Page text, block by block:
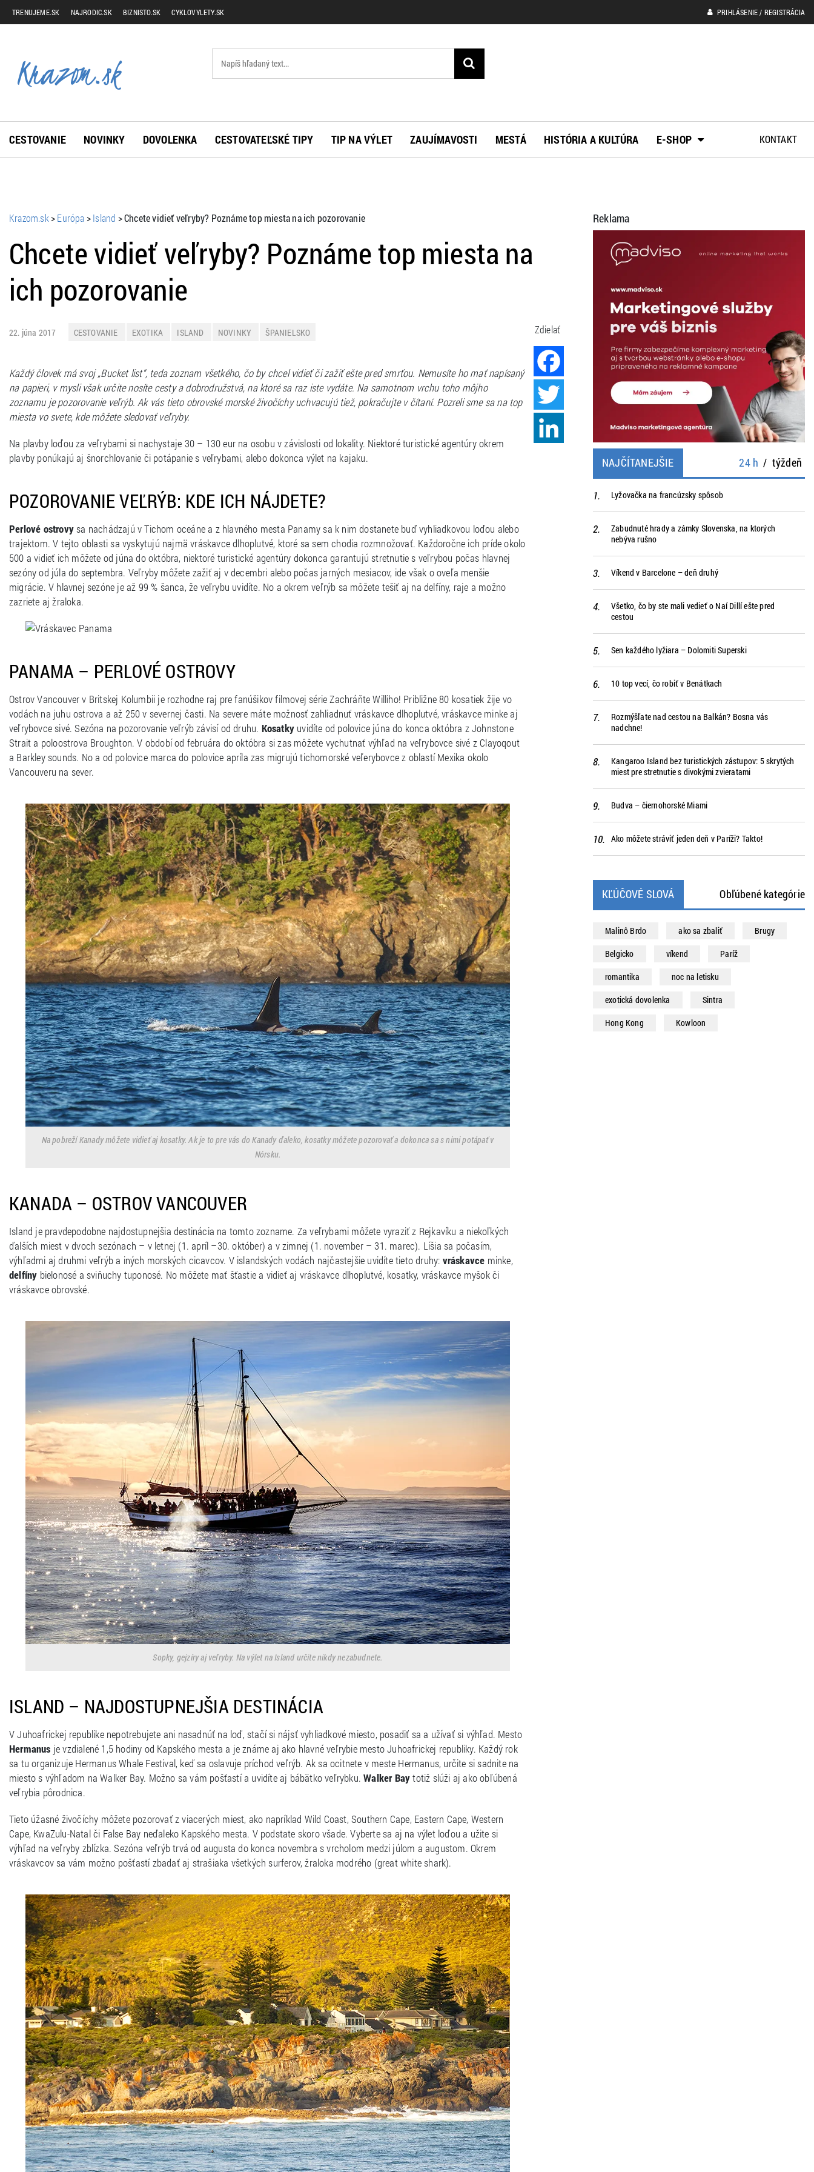
TRENUJEME.SK NAJRODIC.SK BIZNISTO.SK CYKLOVYLETY.SK PRIHLÁSENIE / REGISTRÁCIA
CESTOVANIE NOVINKY DOVOLENKA CESTOVATEĽSKÉ TIPY TIP NA VÝLET ZAUJÍMAVOSTI MESTÁ HISTÓRIA A KULTÚRA E-SHOP KONTAKT
Krazom.sk>Európa>Island >Chcete vidieť veľryby? Poznáme top miesta na ich pozorovanie
Chcete vidieť veľryby? Poznáme top miesta na
ich pozorovanie
22. júna 2017 CESTOVANIE EXOTIKA ISLAND NOVINKY ŠPANIELSKO
Každý človek má svoj „Bucket list“, teda zoznam všetkého, čo by chcel vidieť či zažiť ešte pred smrťou. Nemusíte ho mať napísaný
na papieri, v mysli však určite nosíte cesty a dobrodružstvá, na ktoré sa raz iste vydáte. Na samotnom vrchu toho môjho
zoznamu je pozorovanie veľrýb. Ak vás tieto obrovské morské živočíchy uchvacujú tiež, pokračujte v čítaní. Pozreli sme sa na top
miesta vo svete, kde môžete sledovať veľryby.
Na plavby loďou za veľrybami si nachystaje 30 – 130 eur na osobu v závislosti od lokality. Niektoré turistické agentúry okrem
plavby ponúkajú aj šnorchlovanie či potápanie s veľrybami, alebo dokonca výlet na kajaku.
POZOROVANIE VEĽRÝB: KDE ICH NÁJDETE?
Perlové ostrovysa nachádzajú v Tichom oceáne a z hlavného mesta Panamy sa k nim dostanete buď vyhliadkovou loďou alebo
trajektom. V tejto oblasti sa vyskytujú najmä vráskavce dlhoplutvé, ktoré sa sem chodia rozmnožovať. Každoročne ich príde okolo
500 a vidieť ich môžete od júna do októbra, niektoré turistické agentúry dokonca garantujú stretnutie s veľrybou počas hlavnej
sezóny od júla do septembra. Veľryby môžete zažiť aj v decembri alebo počas jarných mesiacov, ide však o oveľa menšie
migrácie. V hlavnej sezóne je až 99 % šanca, že veľrybu uvidíte. No a okrem veľrýb sa môžete tešiť aj na delfíny, raje a možno
zazriete aj žraloka.
PANAMA – PERLOVÉ OSTROVY
Ostrov Vancouver v Britskej Kolumbii je rozhodne raj pre fanúšikov filmovej série Zachráňte Williho! Približne 80 kosatiek žije vo
vodách na juhu ostrova a až 250 v severnej časti. Na severe máte možnosť zahliadnuť vráskavce dlhoplutvé, vráskavce minke aj
veľrybovce sivé. Sezóna na pozorovanie veľrýb závisí od druhu. Kosatky uvidíte od polovice júna do konca októbra z Johnstone
Strait a poloostrova Broughton. V období od februára do októbra si zas môžete vychutnať výhľad na veľrybovce sivé z Clayoqout
a Barkley sounds. No a od polovice marca do polovice apríla zas migrujú tichomorské veľerybovce z oblastí Mexika okolo
Vancouveru na sever.
Na pobreží Kanady môžete vidieť aj kosatky. Ak je to pre vás do Kanady ďaleko, kosatky môžete pozorovať a dokonca sa s nimi potápať v
Nórsku.
KANADA – OSTROV VANCOUVER
Island je pravdepodobne najdostupnejšia destinácia na tomto zozname. Za veľrybami môžete vyraziť z Rejkavíku a niekoľkých
ďalších miest v dvoch sezónach – v letnej (1. apríl –30. október) a v zimnej (1. november – 31. marec). Líšia sa počasím,
výhľadmi aj druhmi veľrýb a iných morských cicavcov. V islandských vodách najčastejšie uvidíte tieto druhy: vráskavce minke,
delfíny bielonosé a sviňuchy tuponosé. No môžete mať šťastie a vidieť aj vráskavce dlhoplutvé, kosatky, vráskavce myšok či
vráskavce obrovské.
Sopky, gejzíry aj veľryby. Na výlet na Island určite nikdy nezabudnete.
ISLAND – NAJDOSTUPNEJŠIA DESTINÁCIA
V Juhoafrickej republike nepotrebujete ani nasadnúť na loď, stačí si nájsť vyhliadkové miesto, posadiť sa a užívať si výhľad. Mesto
Hermanus je vzdialené 1,5 hodiny od Kapského mesta a je známe aj ako hlavné veľrybie mesto Juhoafrickej republiky. Každý rok
sa tu organizuje Hermanus Whale Festival, keď sa oslavuje príchod veľrýb. Ak sa ocitnete v meste Hermanus, určite si sadnite na
miesto s výhľadom na Walker Bay. Možno sa vám pošťastí a uvidíte aj bábätko veľrybku.Walker Baytotiž slúži aj ako obľúbená
veľrybia pôrodnica.
Tieto úžasné živočíchy môžete pozorovať z viacerých miest, ako napríklad Wild Coast, Southern Cape, Eastern Cape, Western
Cape, KwaZulu-Natal či False Bay neďaleko Kapského mesta. V podstate skoro všade. Vyberte sa aj na výlet loďou a užite si
výhľad na veľryby zblízka. Sezóna veľrýb trvá od augusta do konca novembra s vrcholom medzi júlom a augustom. Okrem
vráskavcov sa vám možno pošťastí zbadať aj strašiaka všetkých surferov, žraloka modrého (great white shark).
Zdielať
Reklama
NAJČÍTANEJŠIE 24 h / týždeň
Lyžovačka na francúzsky spôsob
Zabudnuté hrady a zámky Slovenska, na ktorých
nebýva rušno
Víkend v Barcelone – deň druhý
Všetko, čo by ste mali vedieť o Naí Dillí ešte pred
cestou
Sen každého lyžiara – Dolomiti Superski
10 top vecí, čo robiť v Benátkach
Rozmýšľate nad cestou na Balkán? Bosna vás
nadchne!
Kangaroo Island bez turistických zástupov: 5 skrytých
miest pre stretnutie s divokými zvieratami
Budva – čiernohorské Miami
Ako môžete stráviť jeden deň v Paríži? Takto!
KĽÚČOVÉ SLOVÁ Obľúbené kategórie
Malinô Brdo ako sa zbaliť
Brugy
Belgicko
víkend
Paríž
romantika
noc na letisku
exotická dovolenka
Sintra
Hong Kong
Kowloon